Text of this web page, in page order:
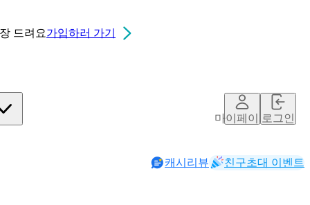
드려요가입하러 가기
마이페이지로그인
캐시리뷰 친구초대 이벤트